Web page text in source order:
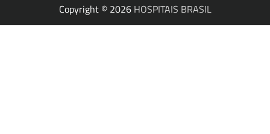
Copyright © 2026 HOSPITAIS BRASIL